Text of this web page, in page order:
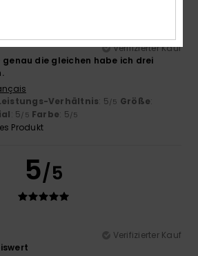
Verifizierter Kauf
die gleichen habe ich drei
Verhältnis: 5/5 Größe:
: 5/5 Farbe: 5/5
Produkt
5/5
Verifizierter Kauf